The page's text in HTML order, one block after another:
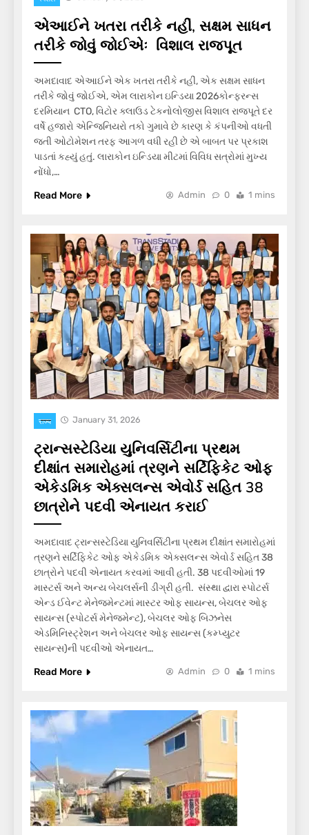
એઆઈને ખતરા તરીકે નહીં, સક્ષમ સાધન
તરીકે જોવું જોઈએઃ વિશાલ રાજપૂત
અમદાવાદ એઆઈને એક ખતરા તરીકે નહીં, એક સક્ષમ સાધન
તરીકે જોવું જોઈએ, એમ લારાકોન ઇન્ડિયા 2026કોન્ફરન્સ
દરમિયાન CTO, વિટોર ક્લાઉડ ટેકનોલોજીસ વિશાલ રાજપૂતે દર
વર્ષે હજારો એન્જિનિયરો તકો ગુમાવે છે કારણ કે કંપનીઓ વધતી
જતી ઓટોમેશન તરફ આગળ વધી રહી છે એ બાબત પર પ્રકાશ
પાડતાં કહ્યું હતું. લારાકોન ઇન્ડિયા મીટમાં વિવિધ સત્રોમાં મુખ્ય
નોંધો,…
Read More
Admin 0 1 mins
राज्य January 31, 2026
ટ્રાન્સસ્ટેડિયા યુનિવર્સિટીના પ્રથમ
દીક્ષાંત સમારોહમાં ત્રણને સર્ટિફિકેટ ઓફ
એકેડમિક એક્સલન્સ એવોર્ડ સહિત 38
છાત્રોને પદવી એનાયત કરાઈ
અમદાવાદ ટ્રાન્સસ્ટેડિયા યુનિવર્સિટીના પ્રથમ દીક્ષાંત સમારોહમાં
ત્રણને સર્ટિફિકેટ ઓફ એકેડમિક એક્સલન્સ એવોર્ડ સહિત 38
છાત્રોને પદવી એનાયત કરવમાં આવી હતી. 38 પદવીઓમાં 19
માસ્ટર્સ અને અન્ય બેચલર્સની ડીગ્રી હતી. સંસ્થા દ્વારા સ્પોટર્સ
એન્ડ ઈવેન્ટ મેનેજમેન્ટમાં માસ્ટર ઓફ સાયન્સ, બેચલર ઓફ
સાયન્સ (સ્પોટર્સ મેનેજમેન્ટ), બેચલર ઓફ બિઝનેસ
એડમિનિસ્ટ્રેશન અને બેચલર ઓફ સાયન્સ (કમ્પ્યુટર
સાયન્સ)ની પદવીઓ એનાયત…
Read More
Admin 0 1 mins